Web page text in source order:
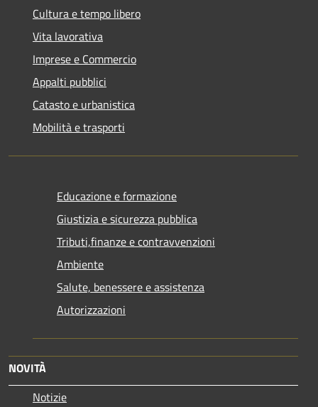
Cultura e tempo libero
Vita lavorativa
Imprese e Commercio
Appalti pubblici
Catasto e urbanistica
Mobilità e trasporti
Educazione e formazione
Giustizia e sicurezza pubblica
Tributi,finanze e contravvenzioni
Ambiente
Salute, benessere e assistenza
Autorizzazioni
NOVITÀ
Notizie